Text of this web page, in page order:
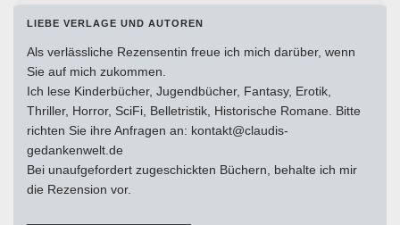
LIEBE VERLAGE UND AUTOREN
Als verlässliche Rezensentin freue ich mich darüber, wenn
Sie auf mich zukommen.
Ich lese Kinderbücher, Jugendbücher, Fantasy, Erotik,
Thriller, Horror, SciFi, Belletristik, Historische Romane. Bitte
richten Sie ihre Anfragen an: kontakt@claudis-
gedankenwelt.de
Bei unaufgefordert zugeschickten Büchern, behalte ich mir
die Rezension vor.